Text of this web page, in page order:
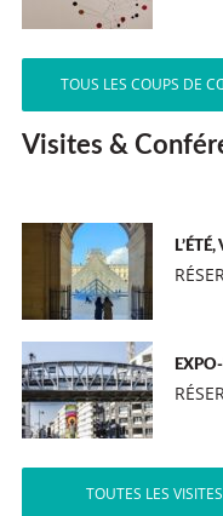
TOUS LES COUPS DE
Visites &
TOUTES LES VISITES